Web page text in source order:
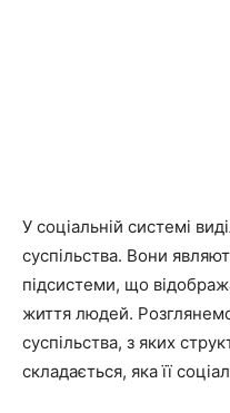
У соціальній системі
суспільства. Вони
підсистеми, що
життя людей.
суспільства, з яких
складається, яка її